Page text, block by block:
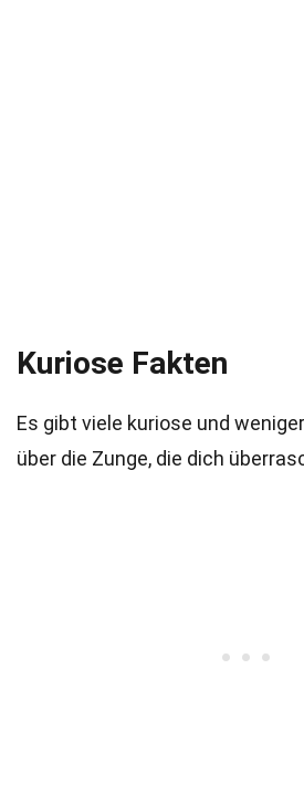
Kuriose Fakten
Es gibt viele kuriose und
über die Zunge, die dich